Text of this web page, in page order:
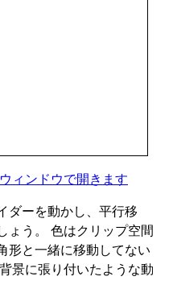
ィンドウで開きます
ダーを動かし、平行移
ょう。 色はクリップ空間
形と一緒に移動してない
景に張り付いたような動